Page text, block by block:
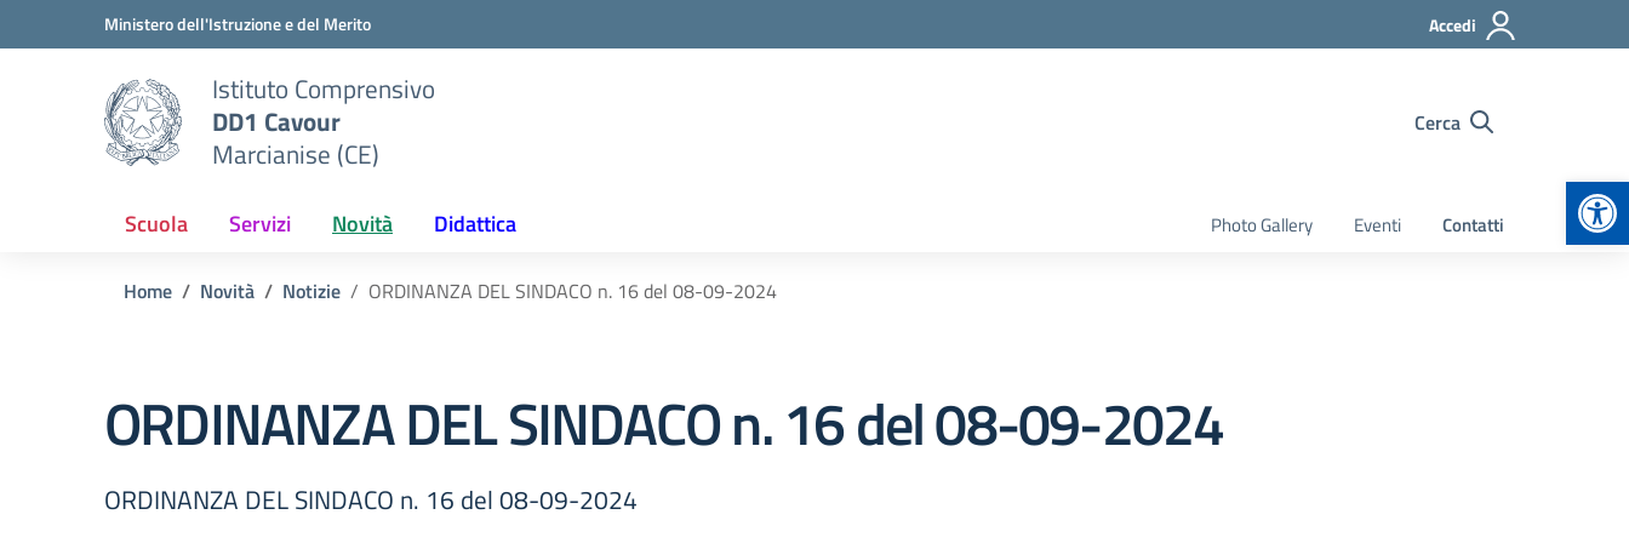
Vai ai contenuti
Vai al menu di navigazioneMinistero dell'Istruzione e del Merito Accedi
Istituto Comprensivo
DD1 Cavour
Marcianise (CE)
Cerca
Scuola Servizi Novità Didattica Photo Gallery Eventi Contatti
Home Novità Notizie ORDINANZA DEL SINDACO n. 16 del 08-09-2024
ORDINANZA DEL SINDACO n. 16 del 08-09-2024
ORDINANZA DEL SINDACO n. 16 del 08-09-2024